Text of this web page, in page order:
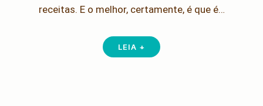
receitas. E o melhor, certamente, é que é…
LEIA +